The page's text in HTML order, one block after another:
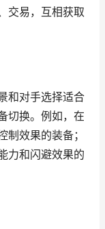
交易，互相获取
和对手选择适合
切换。例如，在
制效果的装备；
力和闪避效果的